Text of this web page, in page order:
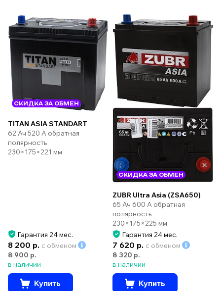
СКИДКА ЗА ОБМЕН
TITAN ASIA STANDART
62 Ач 520 А обратная
полярность
230×175×221 мм
Гарантия 24 мес.
8 200 р. с обменом
8 900 р.
в наличии
Купить
СКИДКА ЗА ОБМЕН
ZUBR Ultra Asia (ZSA650)
65 Ач 600 А обратная
полярность
230×175×225 мм
Гарантия 24 мес.
7 620 р. с обменом
8 320 р.
в наличии
Купить